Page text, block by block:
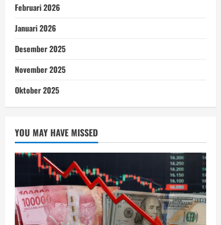
Februari 2026
Januari 2026
Desember 2025
November 2025
Oktober 2025
YOU MAY HAVE MISSED